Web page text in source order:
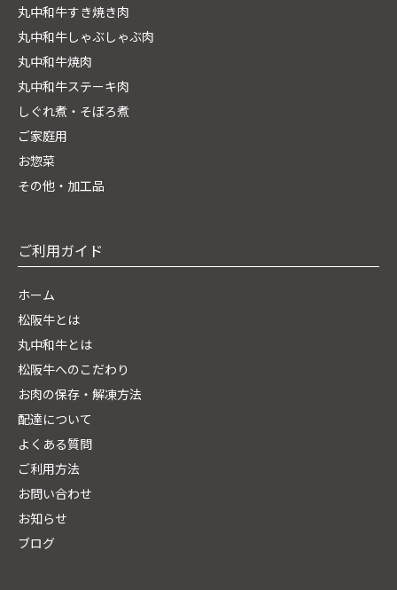
丸中和牛すき焼き肉
丸中和牛しゃぶしゃぶ肉
丸中和牛焼肉
丸中和牛ステーキ肉
しぐれ煮・そぼろ煮
ご家庭用
お惣菜
その他・加工品
ご利用ガイド
ホーム
松阪牛とは
丸中和牛とは
松阪牛へのこだわり
お肉の保存・解凍方法
配達について
よくある質問
ご利用方法
お問い合わせ
お知らせ
ブログ